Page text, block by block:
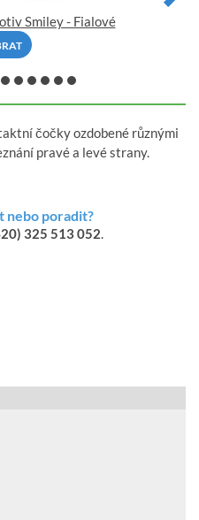
Smiley - Fialové
čočky ozdobené různými
pravé a levé strany.
nebo poradit?
325 513 052.